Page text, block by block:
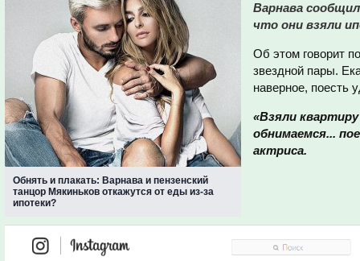
Обнять и плакать: Варнава и пензенский
танцор Мякиньков откажутся от еды из-за
ипотеки?
Варнава
что они взяли
Об этом говорит
звездной пары.
наверное, поесть
«Взяли
обнимаемся...
актриса.